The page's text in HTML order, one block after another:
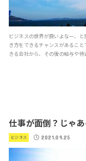
ビジネスの世界が良いよなー、
き方をできるチャンスがあるこ
きる会社から、その後の給与や
仕事が面倒？じゃ
ビジネス 2021.09.25